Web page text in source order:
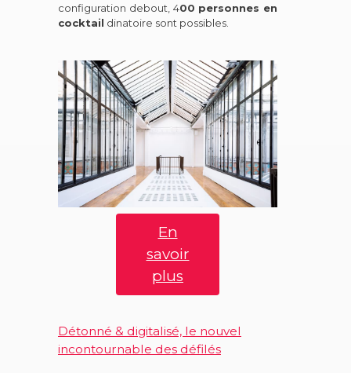
configuration debout, 400 personnes en
cocktail dinatoire sont possibles.
En
savoir
plus
Détonné & digitalisé, le nouvel
incontournable des défilés